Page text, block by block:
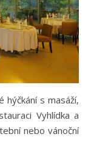
hýčkání s masáží,
Vyhlídka a
nebo vánoční